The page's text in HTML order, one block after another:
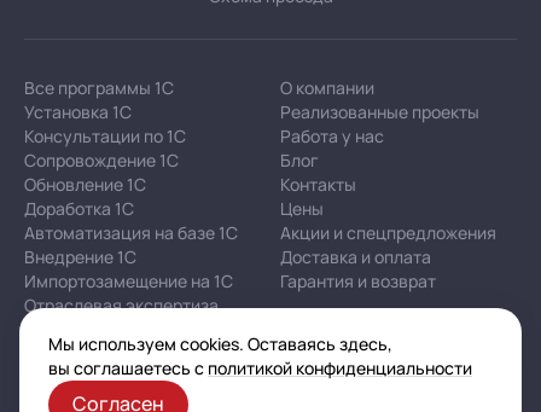
Все программы 1С
Установка 1С
Консультации по 1С
Сопровождение 1С
Обновление 1С
Доработка 1С
Автоматизация на базе 1С
Внедрение 1С
Импортозамещение на 1С
Отраслевая экспертиза
О компании
Реализованные проекты
Работа у нас
Блог
Контакты
Цены
Акции и спецпредложения
Доставка и оплата
Гарантия и возврат
Корпоративная политика в отношении персональных
данных
Мы используем cookies. Оставаясь здесь,
вы соглашаетесь с политикой конфиденциальности
Согласен